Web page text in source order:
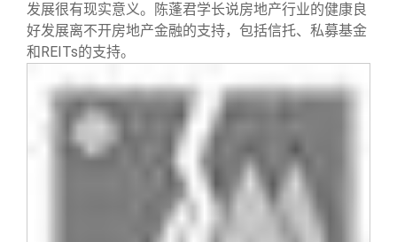
发展很有现实意义。陈蓬君学长说房地产行业的健康良
好发展离不开房地产金融的支持，包括信托、私募基金
和REITs的支持。